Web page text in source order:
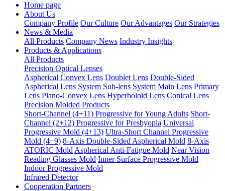
Home page
About Us
Company Profile Our Culture Our Advantages Our Strategies
News & Media
All Products Company News Industry Insights
Products & Applications
All Products
Precision Optical Lenses
Aspherical Convex Lens Doublet Lens Double-Sided
Aspherical Lens System Sub-lens System Main Lens Primary
Lens Plano-Convex Lens Hyperboloid Lens Conical Lens
Precision Molded Products
Short-Channel (4+11) Progressive for Young Adults Short-
Channel (2+12) Progressive for Presbyopia Universal
Progressive Mold (4+13) Ultra-Short Channel Progressive
Mold (4+9) 8-Axis Double-Sided Aspherical Mold 8-Axis
ATORIC Mold Aspherical Anti-Fatigue Mold Near Vision
Reading Glasses Mold Inner Surface Progressive Mold
Indoor Progressive Mold
Infrared Detector
Cooperation Partners